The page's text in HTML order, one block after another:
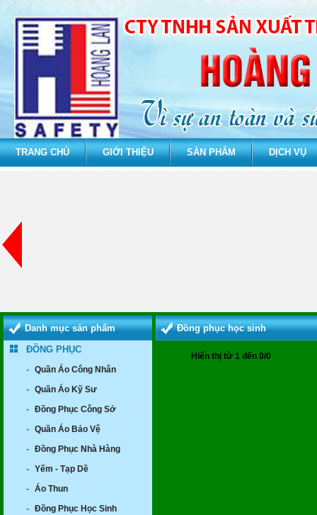
TRANG CHỦ GIỚI THIỆU SẢN PHẨM DỊCH VỤ
Danh mục sản phẩm
ĐỒNG PHỤC
- Quần Áo Công Nhân
- Quần Áo Kỹ Sư
- Đồng Phục Công Sở
- Quần Áo Bảo Vệ
- Đồng Phục Nhà Hàng
- Yếm - Tạp Dề
- Áo Thun
- Đồng Phục Học Sinh
Đồng phục học sinh
Hiển thị từ 1 đến 0/0